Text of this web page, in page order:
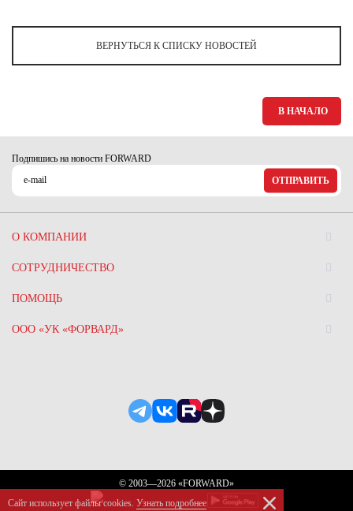
ВЕРНУТЬСЯ К СПИСКУ НОВОСТЕЙ
В НАЧАЛО
Подпишись на новости FORWARD
ОТПРАВИТЬ
О КОМПАНИИ
СОТРУДНИЧЕСТВО
ПОМОЩЬ
ООО «УК «ФОРВАРД»
© 2003—2026 «FORWARD»
Сайт использует файлы сookies. Узнать подробнее